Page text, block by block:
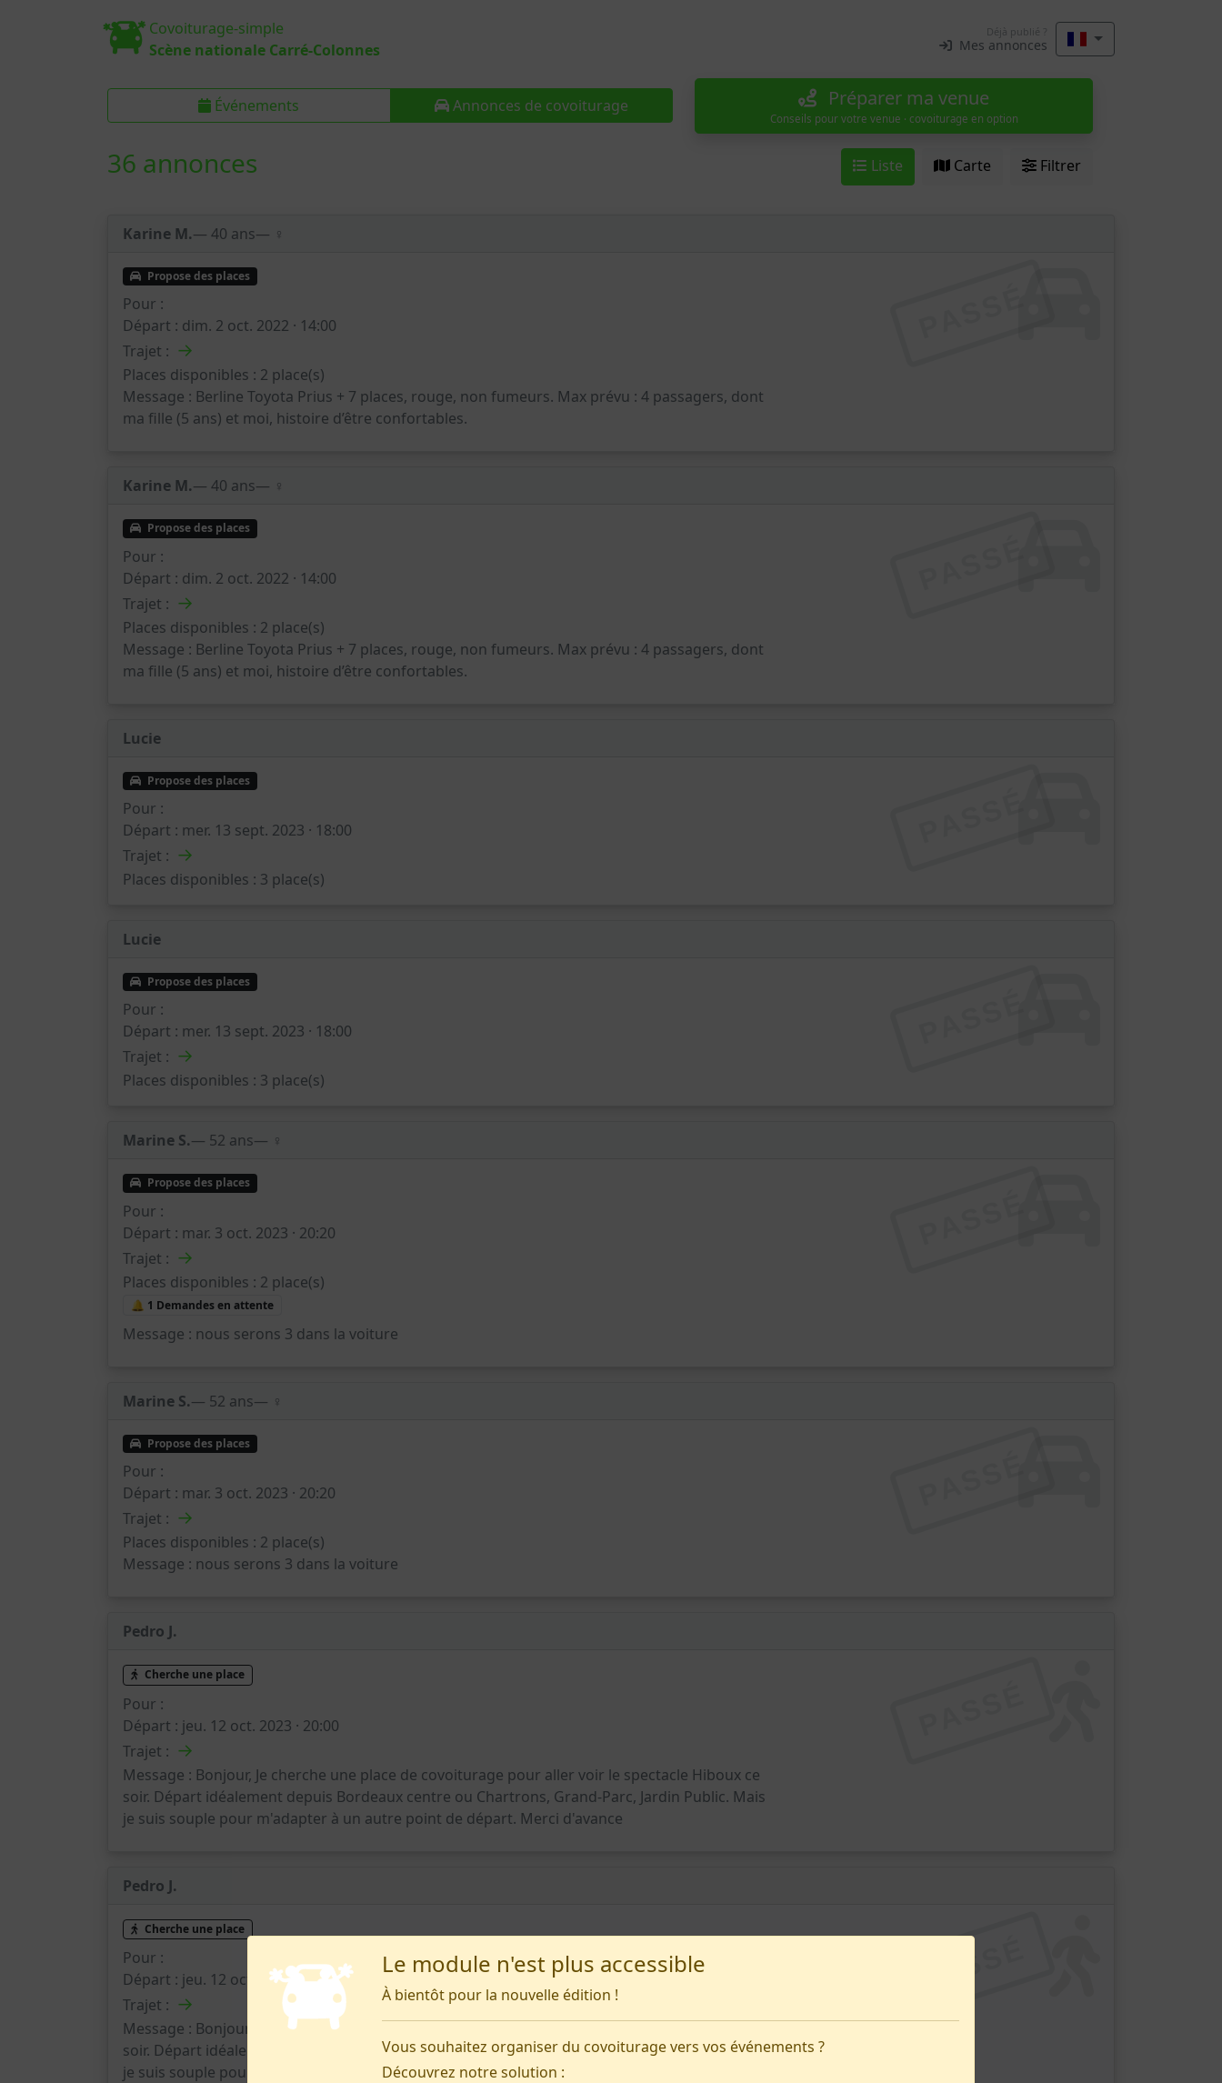
Le module n'est plus accessible
À bientôt pour la nouvelle édition !
Vous souhaitez organiser du covoiturage vers vos événements ?
Découvrez notre solution :
Covoiturage-simple
Scène nationale Carré-Colonnes
Déjà publié ?
Mes annonces
Événements Annonces de covoiturage Préparer ma venue
Conseils pour votre venue · covoiturage en option
36 annonces Liste Carte Filtrer
Karine M.— 40 ans— ♀️
Propose des places
Pour :
Départ : dim. 2 oct. 2022 · 14:00
Trajet : →
Places disponibles : 2 place(s)
Message : Berline Toyota Prius + 7 places, rouge, non fumeurs. Max prévu : 4 passagers, dont
ma fille (5 ans) et moi, histoire d’être confortables.
Karine M.— 40 ans— ♀️
Propose des places
Pour :
Départ : dim. 2 oct. 2022 · 14:00
Trajet : →
Places disponibles : 2 place(s)
Message : Berline Toyota Prius + 7 places, rouge, non fumeurs. Max prévu : 4 passagers, dont
ma fille (5 ans) et moi, histoire d’être confortables.
Lucie
Propose des places
Pour :
Départ : mer. 13 sept. 2023 · 18:00
Trajet : →
Places disponibles : 3 place(s)
Lucie
Propose des places
Pour :
Départ : mer. 13 sept. 2023 · 18:00
Trajet : →
Places disponibles : 3 place(s)
Marine S.— 52 ans— ♀️
Propose des places
Pour :
Départ : mar. 3 oct. 2023 · 20:20
Trajet : →
Places disponibles : 2 place(s)
🔔 1 Demandes en attente
Message : nous serons 3 dans la voiture
Marine S.— 52 ans— ♀️
Propose des places
Pour :
Départ : mar. 3 oct. 2023 · 20:20
Trajet : →
Places disponibles : 2 place(s)
Message : nous serons 3 dans la voiture
Pedro J.
Cherche une place
Pour :
Départ : jeu. 12 oct. 2023 · 20:00
Trajet : →
Message : Bonjour, Je cherche une place de covoiturage pour aller voir le spectacle Hiboux ce
soir. Départ idéalement depuis Bordeaux centre ou Chartrons, Grand-Parc, Jardin Public. Mais
je suis souple pour m'adapter à un autre point de départ. Merci d'avance
Pedro J.
Cherche une place
Pour :
Départ : jeu. 12 oct. 2023 · 20:00
Trajet : →
Message : Bonjour, Je cherche une place de covoiturage pour aller voir le spectacle Hiboux ce
soir. Départ idéalement depuis Bordeaux centre ou Chartrons, Grand-Parc, Jardin Public. Mais
je suis souple pour m'adapter à un autre point de départ. Merci d'avance